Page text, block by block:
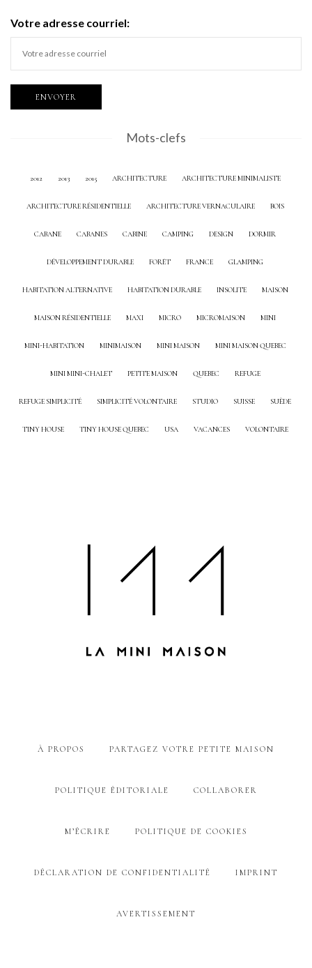
Votre adresse courriel:
Mots-clefs
2012 2013 2015 ARCHITECTURE ARCHITECTURE MINIMALISTE
ARCHITECTURE RÉSIDENTIELLE ARCHITECTURE VERNACULAIRE BOIS
CABANE CABANES CABINE CAMPING DESIGN DORMIR
DÉVELOPPEMENT DURABLE FORÊT FRANCE GLAMPING
HABITATION ALTERNATIVE HABITATION DURABLE INSOLITE MAISON
MAISON RÉSIDENTIELLE MAXI MICRO MICROMAISON MINI
MINI-HABITATION MINIMAISON MINI MAISON MINI MAISON QUEBEC
MINI MINI-CHALET PETITE MAISON QUEBEC REFUGE
REFUGE SIMPLICITÉ SIMPLICITÉ VOLONTAIRE STUDIO SUISSE SUÈDE
TINY HOUSE TINY HOUSE QUEBEC USA VACANCES VOLONTAIRE
À PROPOS PARTAGEZ VOTRE PETITE MAISON
POLITIQUE ÉDITORIALE COLLABORER
M’ÉCRIRE POLITIQUE DE COOKIES
DÉCLARATION DE CONFIDENTIALITÉ IMPRINT
AVERTISSEMENT